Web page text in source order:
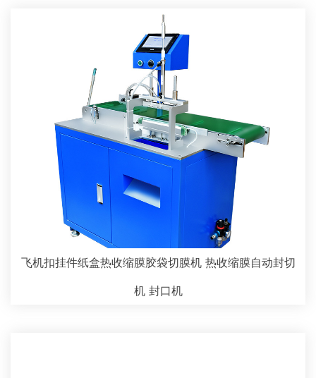
飞机扣挂件纸盒热收缩膜胶袋切膜机 热收缩膜自动封切
机 封口机